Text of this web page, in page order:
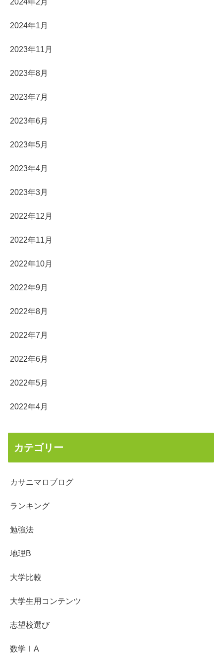
2024年1月
2023年11月
2023年8月
2023年7月
2023年6月
2023年5月
2023年4月
2023年3月
2022年12月
2022年11月
2022年10月
2022年9月
2022年8月
2022年7月
2022年6月
2022年5月
2022年4月
カテゴリー
カサニマロブログ
ランキング
勉強法
地理B
大学比較
大学生用コンテンツ
志望校選び
数学ⅠA